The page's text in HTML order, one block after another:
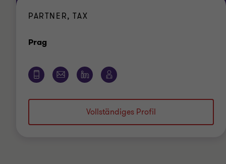
PARTNER, TAX
Prag
Vollständiges Profil